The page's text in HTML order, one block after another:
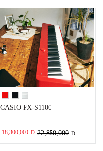
CASIO PX-S1100
18,300,000 Đ 22,850,000 Đ